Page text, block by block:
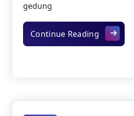
gedung
Continue Reading